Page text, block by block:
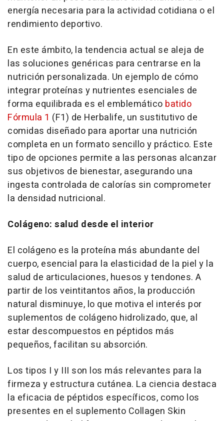
energía necesaria para la actividad cotidiana o el
rendimiento deportivo.
En este ámbito, la tendencia actual se aleja de
las soluciones genéricas para centrarse en la
nutrición personalizada. Un ejemplo de cómo
integrar proteínas y nutrientes esenciales de
forma equilibrada es el emblemático batido
Fórmula 1 (F1) de Herbalife, un sustitutivo de
comidas diseñado para aportar una nutrición
completa en un formato sencillo y práctico. Este
tipo de opciones permite a las personas alcanzar
sus objetivos de bienestar, asegurando una
ingesta controlada de calorías sin comprometer
la densidad nutricional.
Colágeno: salud desde el interior
El colágeno es la proteína más abundante del
cuerpo, esencial para la elasticidad de la piel y la
salud de articulaciones, huesos y tendones. A
partir de los veintitantos años, la producción
natural disminuye, lo que motiva el interés por
suplementos de colágeno hidrolizado, que, al
estar descompuestos en péptidos más
pequeños, facilitan su absorción.
Los tipos I y III son los más relevantes para la
firmeza y estructura cutánea. La ciencia destaca
la eficacia de péptidos específicos, como los
presentes en el suplemento Collagen Skin